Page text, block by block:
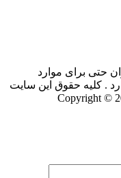
حتی برای موارد
. کلیه حقوق این سایت